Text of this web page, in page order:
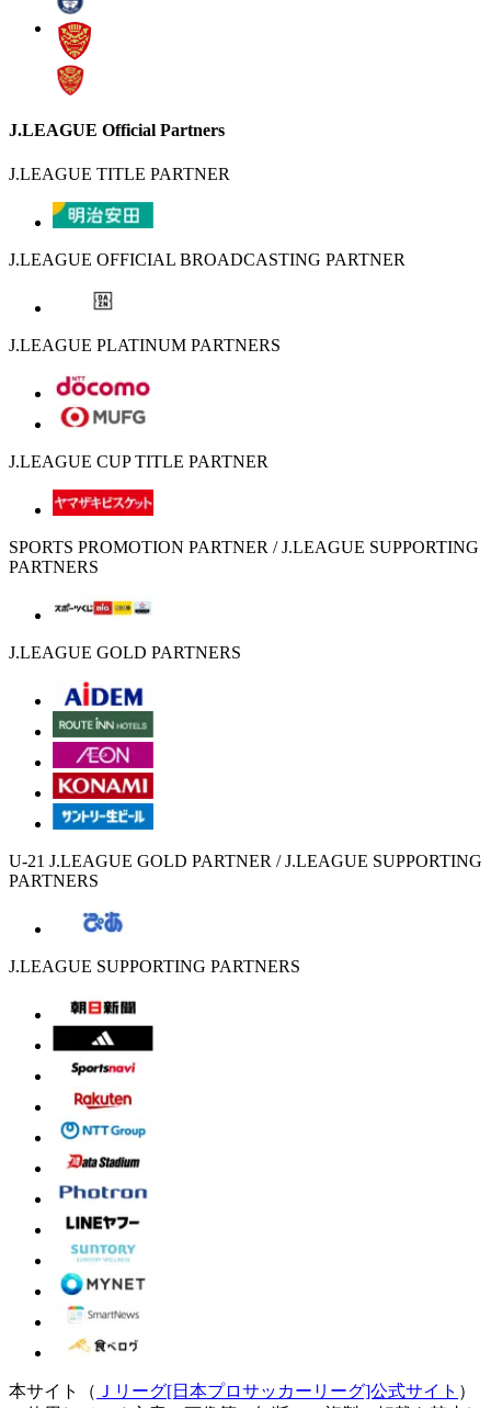
J.LEAGUE Official Partners
J.LEAGUE TITLE PARTNER
J.LEAGUE OFFICIAL BROADCASTING PARTNER
J.LEAGUE PLATINUM PARTNERS
J.LEAGUE CUP TITLE PARTNER
SPORTS PROMOTION PARTNER / J.LEAGUE SUPPORTING
PARTNERS
J.LEAGUE GOLD PARTNERS
U-21 J.LEAGUE GOLD PARTNER / J.LEAGUE SUPPORTING
PARTNERS
J.LEAGUE SUPPORTING PARTNERS
本サイト（ Ｊリーグ[日本プロサッカーリーグ]公式サイト ）